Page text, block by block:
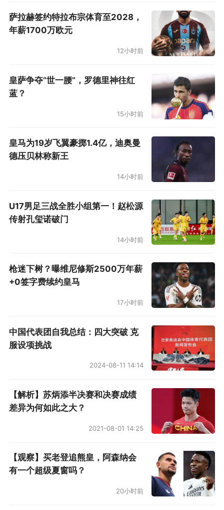
天津泰达
大连一方
萨拉赫签约特拉布宗体育至2028，
年薪1700万欧元
12小时前
皇萨争夺“世一腰”，罗德里神往红
蓝？
15小时前
皇马为19岁飞翼豪掷1.4亿，迪奥曼
德压贝林称新王
14小时前
U17男足三战全胜小组第一！赵松源
传射孔玺诺破门
14小时前
枪迷下树？曝维尼修斯2500万年薪
+0签字费续约皇马
17小时前
中国代表团自我总结：四大突破 克
服设项挑战
2024-08-11 14:14
【解析】苏炳添半决赛和决赛成绩
差异为何如此之大？
2021-08-01 14:25
【观察】买老登追熊皇，阿森纳会
有一个超级夏窗吗？
20小时前